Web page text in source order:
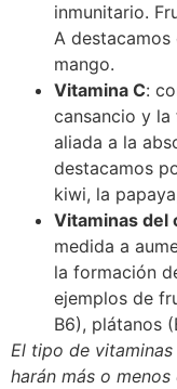
inmunitario.
A
mango.
Vitamina C:
cansancio y la
aliada a la
destacamos
kiwi, la
Vitaminas del
medida a
la formación
ejemplos de
B6), plátanos
El tipo de
harán más o